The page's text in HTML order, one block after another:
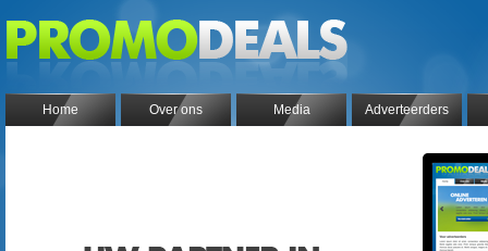
Home Over ons Media Adverteerders